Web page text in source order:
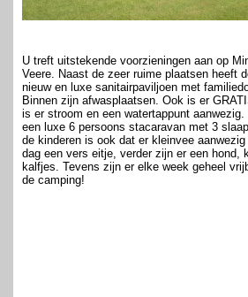
U treft uitstekende voorzieningen aan op
Veere. Naast de zeer ruime plaatsen heeft
nieuw en luxe sanitairpaviljoen met
Binnen zijn afwasplaatsen. Ook is er
is er stroom en een watertappunt
een luxe 6 persoons stacaravan met 3
de kinderen is ook dat er kleinvee
dag een vers eitje, verder zijn er een hond,
kalfjes. Tevens zijn er elke week geheel
de camping!